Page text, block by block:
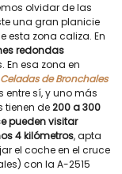
olvidar de las
una gran planicie
esta zona caliza. En
redondas
En esa zona en
Celadas de Bronchales
entre sí, y uno más
tienen de200 a 300
pueden visitar
4 kilómetros, apta
el coche en el cruce
con la A-2515